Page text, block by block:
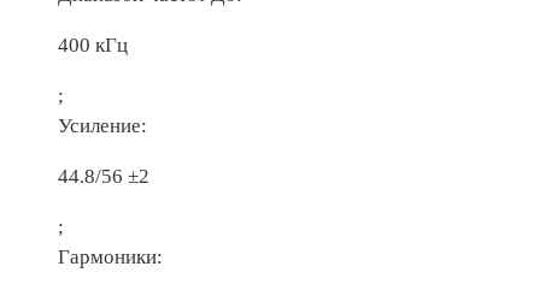
400 кГц
;
Усиление:
44.8/56 ±2
;
Гармоники: